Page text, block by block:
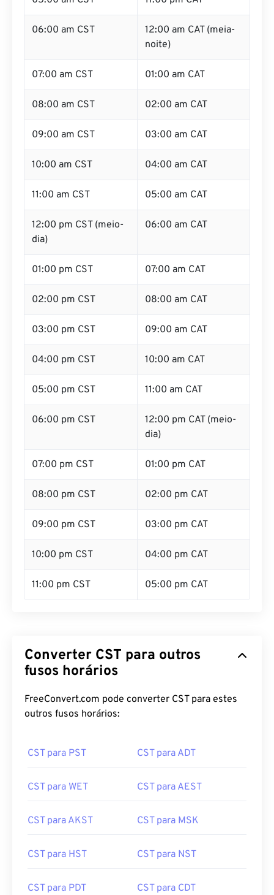
06:00 am CST
12:00 am CAT (meia-
noite)
07:00 am CST 01:00 am CAT
08:00 am CST 02:00 am CAT
09:00 am CST 03:00 am CAT
10:00 am CST 04:00 am CAT
11:00 am CST 05:00 am CAT
12:00 pm CST (meio-
dia)
06:00 am CAT
01:00 pm CST 07:00 am CAT
02:00 pm CST 08:00 am CAT
03:00 pm CST 09:00 am CAT
04:00 pm CST 10:00 am CAT
05:00 pm CST 11:00 am CAT
06:00 pm CST
12:00 pm CAT (meio-
dia)
07:00 pm CST 01:00 pm CAT
08:00 pm CST 02:00 pm CAT
09:00 pm CST 03:00 pm CAT
10:00 pm CST 04:00 pm CAT
11:00 pm CST 05:00 pm CAT
Converter CST para outros
fusos horários
FreeConvert.com pode converter CST para estes
outros fusos horários:
CST para PST CST para ADT
CST para WET CST para AEST
CST para AKST CST para MSK
CST para HST CST para NST
CST para PDT CST para CDT